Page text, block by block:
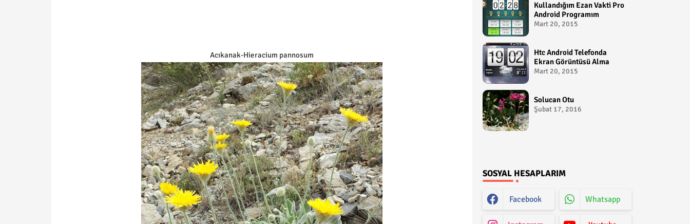
Acıkanak-Hieracium pannosum
Kullandığım Ezan Vakti Pro
Android Programım
Mart 20, 2015
Htc Android Telefonda
Ekran Görüntüsü Alma
Mart 20, 2015
Solucan Otu
Şubat 17, 2016
SOSYAL HESAPLARIM
Facebook Whatsapp